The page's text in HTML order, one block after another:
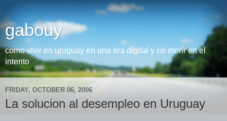
gabouy
como vivir en uruguay en una era digital y no morir en el
intento
FRIDAY, OCTOBER 06, 2006
La solucion al desempleo en Uruguay